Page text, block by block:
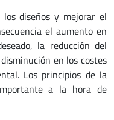
los diseños y mejorar el
el aumento en
la reducción del
en los costes
Los principios de la
a la hora de